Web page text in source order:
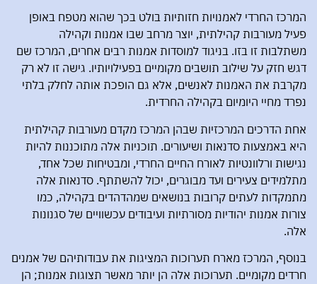
המרכז החרדי לאמנויות חזותיות בולט בכך שהוא מטפח באופן
פעיל מעורבות קהילתית, יוצר מרחב שבו אמנות וקהילה
משתלבות זו בזו. בניגוד למוסדות אמנות רבים אחרים, המרכז שם
דגש חזק על שילוב תושבים מקומיים בפעילויותיו. גישה זו לא רק
מקרבת את האמנות לאנשים, אלא גם הופכת אותה לחלק בלתי
נפרד מחיי היומיום בקהילה החרדית.
אחת הדרכים המרכזיות שבהן המרכז מקדם מעורבות קהילתית
היא באמצעות סדנאות ושיעורים. תוכניות אלה מתוכננות להיות
נגישות ורלוונטיות לאורח החיים החרדי, ומבטיחות שכל אחד,
מתלמידים צעירים ועד מבוגרים, יכול להשתתף. סדנאות אלה
מתמקדות לעתים קרובות בנושאים שמהדהדים בקהילה, כמו
צורות אמנות יהודיות מסורתיות ועיבודים עכשוויים של סגנונות
אלה.
בנוסף, המרכז מארח תערוכות המציגות את עבודותיהם של אמנים
חרדים מקומיים. תערוכות אלה הן יותר מאשר תצוגות אמנות; הן